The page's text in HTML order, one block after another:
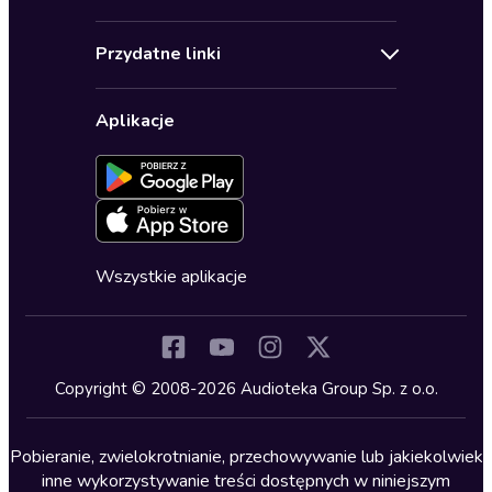
Biznes, marketing, ekonomia
Dla młodzieży
Kryminały
Lektury szkolne
Literatura anglojęzyczna
Ustawienia prywatności
Formularz zgłaszania nielegalnych treści
Deklaracja dostępności
Karnety
Oferta dla firm i bibliotek
Przydatne linki
Dołącz do newslettera
Blog
Zapowiedzi
Cykle audiobooków
Aplikacje
Wszystkie aplikacje
Copyright © 2008-2026 Audioteka Group Sp. z o.o.
Pobieranie, zwielokrotnianie, przechowywanie lub jakiekolwiek
inne wykorzystywanie treści dostępnych w niniejszym